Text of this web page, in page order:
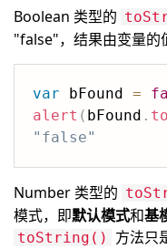
Boolean 类型的
"false"，结果由变量的
var bFound =
alert ( bFound .
"false"
Number 类型的
模式，即默认模式和基
toString()
方法只